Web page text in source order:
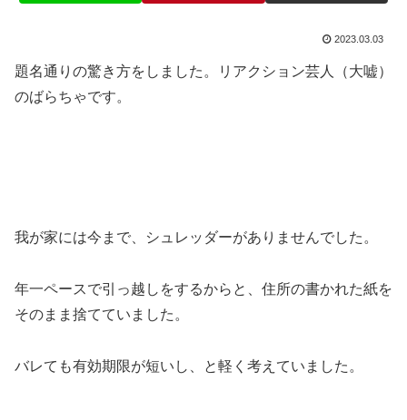
2023.03.03
題名通りの驚き方をしました。リアクション芸人（大嘘）
のばらちゃです。
我が家には今まで、シュレッダーがありませんでした。
年一ペースで引っ越しをするからと、住所の書かれた紙を
そのまま捨てていました。
バレても有効期限が短いし、と軽く考えていました。